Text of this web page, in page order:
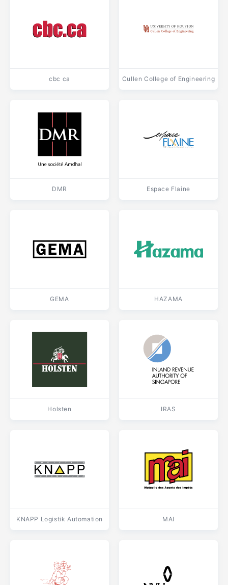
cbc ca Cullen College of Engineering
DMR Espace Flaine
GEMA HAZAMA
Holsten IRAS
KNAPP Logistik Automation MAI